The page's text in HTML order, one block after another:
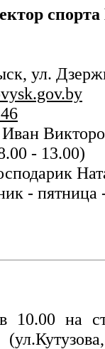
ул.
- 13.00)
- пятница
на